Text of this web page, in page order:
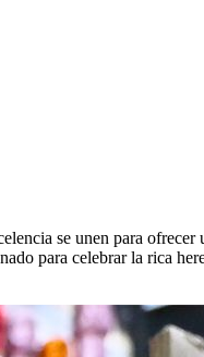
se unen para
para celebrar la rica